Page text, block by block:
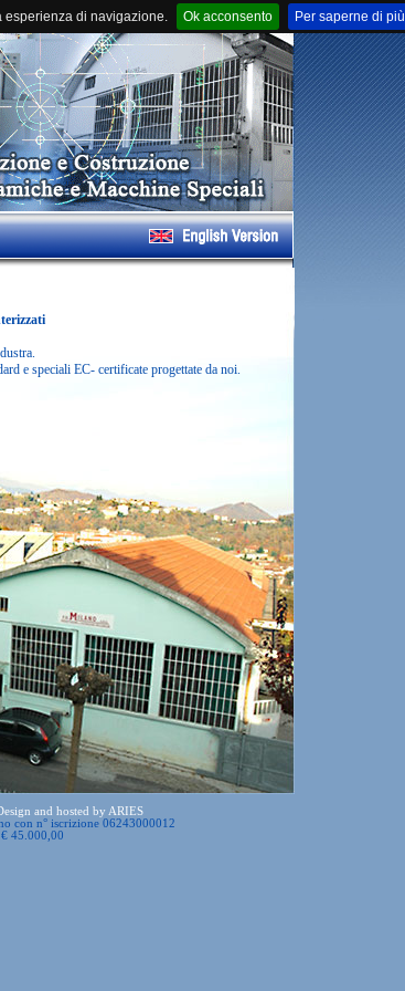
e speciali EC- certificate progettate da noi.
and hosted by ARIES
con n° iscrizione 06243000012
€ 45.000,00
esperienza di navigazione. Ok acconsento Per saperne di più